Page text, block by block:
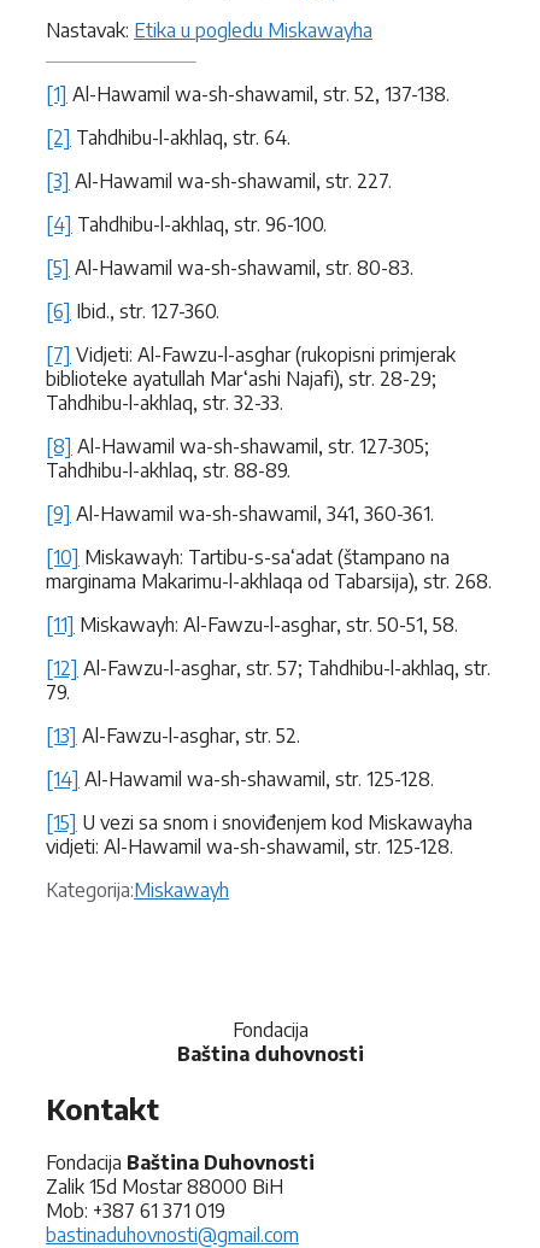
Nastavak: Etika u pogledu Miskawayha
[1] Al-Hawamil wa-sh-shawamil, str. 52, 137-138.
[2] Tahdhibu-l-akhlaq, str. 64.
[3] Al-Hawamil wa-sh-shawamil, str. 227.
[4] Tahdhibu-l-akhlaq, str. 96-100.
[5] Al-Hawamil wa-sh-shawamil, str. 80-83.
[6] Ibid., str. 127-360.
[7] Vidjeti: Al-Fawzu-l-asghar (rukopisni primjerak
biblioteke ayatullah Mar‘ashi Najafi), str. 28-29;
Tahdhibu-l-akhlaq, str. 32-33.
[8] Al-Hawamil wa-sh-shawamil, str. 127-305;
Tahdhibu-l-akhlaq, str. 88-89.
[9] Al-Hawamil wa-sh-shawamil, 341, 360-361.
[10] Miskawayh: Tartibu-s-sa‘adat (štampano na
marginama Makarimu-l-akhlaqa od Tabarsija), str. 268.
[11] Miskawayh: Al-Fawzu-l-asghar, str. 50-51, 58.
[12] Al-Fawzu-l-asghar, str. 57; Tahdhibu-l-akhlaq, str.
79.
[13] Al-Fawzu-l-asghar, str. 52.
[14] Al-Hawamil wa-sh-shawamil, str. 125-128.
[15] U vezi sa snom i snoviđenjem kod Miskawayha
vidjeti: Al-Hawamil wa-sh-shawamil, str. 125-128.
Kategorija:Kategorije
Miskawayh
Fondacija
Baština duhovnosti
Kontakt
Fondacija Baština Duhovnosti
Zalik 15d Mostar 88000 BiH
Mob: +387 61 371 019
bastinaduhovnosti@gmail.com